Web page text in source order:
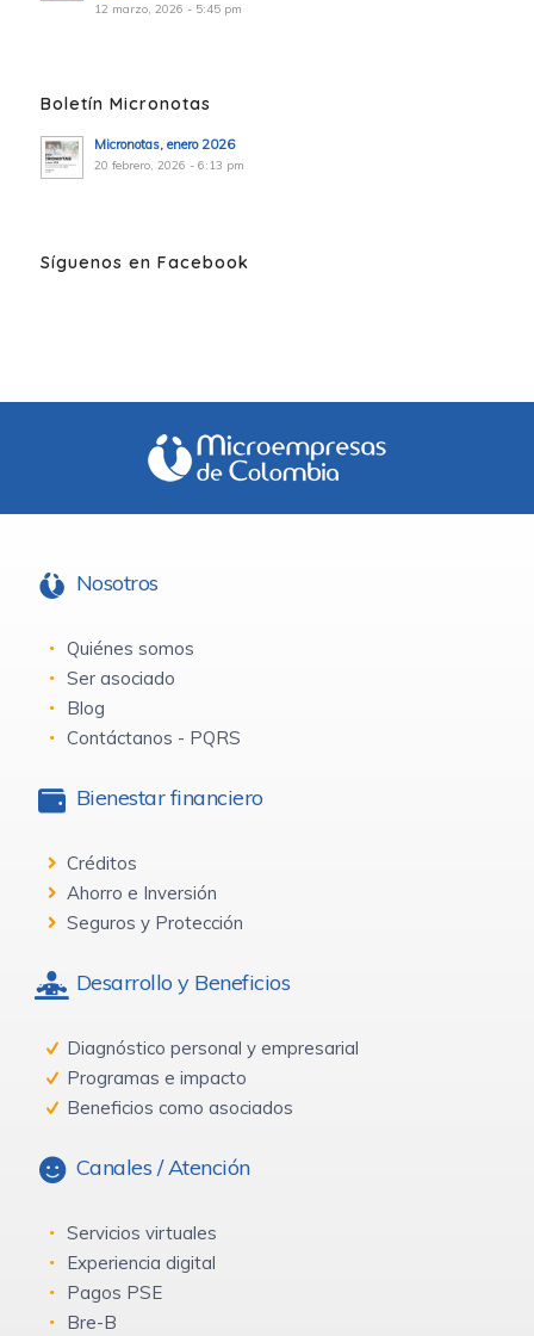
12 marzo, 2026 - 5:45 pm
Boletín Micronotas
Micronotas, enero 2026
20 febrero, 2026 - 6:13 pm
Síguenos en Facebook
Nosotros
Quiénes somos
Ser asociado
Blog
Contáctanos - PQRS
Bienestar financiero
Créditos
Ahorro e Inversión
Seguros y Protección
Desarrollo y Beneficios
Diagnóstico personal y empresarial
Programas e impacto
Beneficios como asociados
Canales / Atención
Servicios virtuales
Experiencia digital
Pagos PSE
Bre-B